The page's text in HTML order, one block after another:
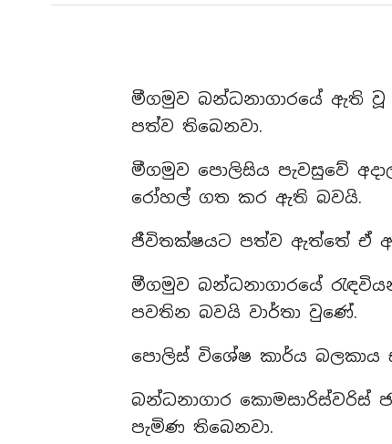
මීගමුව බන්ධනාගාරයේ ඇති වූ
පත්ව තිබෙනවා.
මීගමුව පොලිසිය පැවසුවේ
රෝහල් ගත කර ඇති බවයි.
ජීවිතක්ෂයට පත්ව ඇත්තේ ඒ
මීගමුව බන්ධනාගාරයේ
පවතින බවයි වාර්තා වුණේ.
පොලිස් විශේෂ කාර්ය බලකාය
බන්ධනාගාර කොමසාරිස්වරිස්
පැමිණ තිබෙනවා.